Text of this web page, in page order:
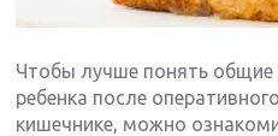
Чтобы лучше понять общие
ребенка после
кишечнике, можно